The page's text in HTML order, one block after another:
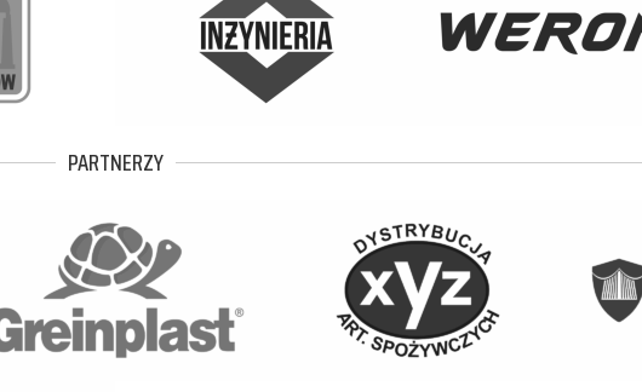
PARTNERZY